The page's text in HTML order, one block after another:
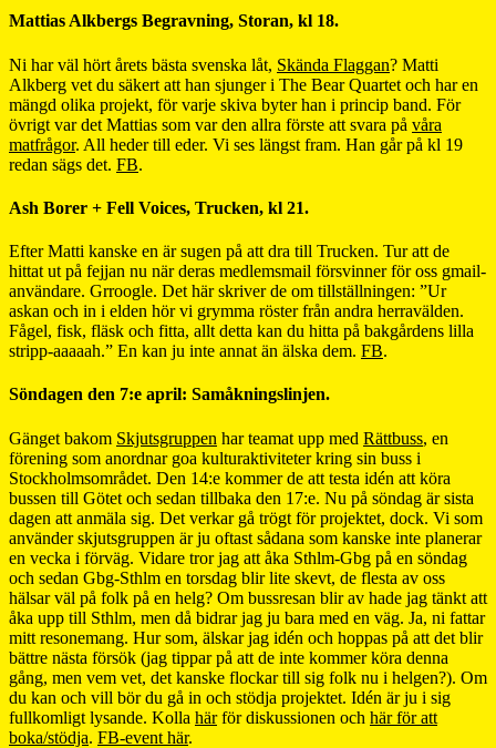
Mattias Alkbergs Begravning, Storan, kl 18.
Ni har väl hört årets bästa svenska låt, Skända Flaggan? Matti
Alkberg vet du säkert att han sjunger i The Bear Quartet och har en
mängd olika projekt, för varje skiva byter han i princip band. För
övrigt var det Mattias som var den allra förste att svara på våra
matfrågor. All heder till eder. Vi ses längst fram. Han går på kl 19
redan sägs det. FB.
Ash Borer + Fell Voices, Trucken, kl 21.
Efter Matti kanske en är sugen på att dra till Trucken. Tur att de
hittat ut på fejjan nu när deras medlemsmail försvinner för oss gmail-
användare. Grroogle. Det här skriver de om tillställningen: ”Ur
askan och in i elden hör vi grymma röster från andra herravälden.
Fågel, fisk, fläsk och fitta, allt detta kan du hitta på bakgårdens lilla
stripp-aaaaah.” En kan ju inte annat än älska dem. FB.
Söndagen den 7:e april: Samåkningslinjen.
Gänget bakom Skjutsgruppen har teamat upp med Rättbuss, en
förening som anordnar goa kulturaktiviteter kring sin buss i
Stockholmsområdet. Den 14:e kommer de att testa idén att köra
bussen till Götet och sedan tillbaka den 17:e. Nu på söndag är sista
dagen att anmäla sig. Det verkar gå trögt för projektet, dock. Vi som
använder skjutsgruppen är ju oftast sådana som kanske inte planerar
en vecka i förväg. Vidare tror jag att åka Sthlm-Gbg på en söndag
och sedan Gbg-Sthlm en torsdag blir lite skevt, de flesta av oss
hälsar väl på folk på en helg? Om bussresan blir av hade jag tänkt att
åka upp till Sthlm, men då bidrar jag ju bara med en väg. Ja, ni fattar
mitt resonemang. Hur som, älskar jag idén och hoppas på att det blir
bättre nästa försök (jag tippar på att de inte kommer köra denna
gång, men vem vet, det kanske flockar till sig folk nu i helgen?). Om
du kan och vill bör du gå in och stödja projektet. Idén är ju i sig
fullkomligt lysande. Kolla härför diskussionen och här för att
boka/stödja. FB-event här.